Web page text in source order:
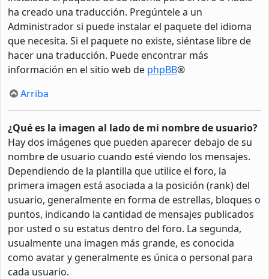
ha creado una traducción. Pregúntele a un
Administrador si puede instalar el paquete del idioma
que necesita. Si el paquete no existe, siéntase libre de
hacer una traducción. Puede encontrar más
información en el sitio web de phpBB®
Arriba
¿Qué es la imagen al lado de mi nombre de usuario?
Hay dos imágenes que pueden aparecer debajo de su
nombre de usuario cuando esté viendo los mensajes.
Dependiendo de la plantilla que utilice el foro, la
primera imagen está asociada a la posición (rank) del
usuario, generalmente en forma de estrellas, bloques o
puntos, indicando la cantidad de mensajes publicados
por usted o su estatus dentro del foro. La segunda,
usualmente una imagen más grande, es conocida
como avatar y generalmente es única o personal para
cada usuario.